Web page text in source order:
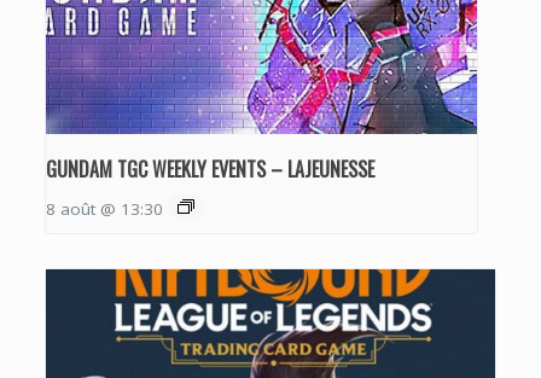
GUNDAM TGC WEEKLY EVENTS – LAJEUNESSE
8 août @ 13:30